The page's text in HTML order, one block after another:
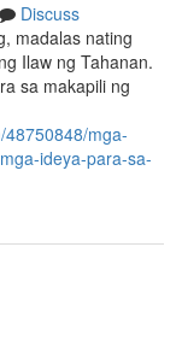
Discuss
madalas nating
Ilaw ng Tahanan.
sa makapili ng
mga-
ideya-para-sa-